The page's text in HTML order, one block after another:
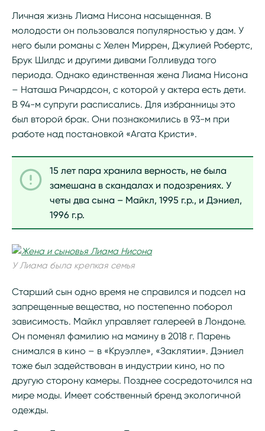
Личная жизнь Лиама Нисона насыщенная. В
молодости он пользовался популярностью у дам. У
него были романы с Хелен Миррен, Джулией Робертс,
Брук Шилдс и другими дивами Голливуда того
периода. Однако единственная жена Лиама Нисона
– Наташа Ричардсон, с которой у актера есть дети.
В 94-м супруги расписались. Для избранницы это
был второй брак. Они познакомились в 93-м при
работе над постановкой «Агата Кристи».
15 лет пара хранила верность, не была
замешана в скандалах и подозрениях. У
четы два сына – Майкл, 1995 г.р., и Дэниел,
1996 г.р.
У Лиама была крепкая семья
Старший сын одно время не справился и подсел на
запрещенные вещества, но постепенно поборол
зависимость. Майкл управляет галереей в Лондоне.
Он поменял фамилию на мамину в 2018 г. Парень
снимался в кино – в «Круэлле», «Заклятии». Дэниел
тоже был задействован в индустрии кино, но по
другую сторону камеры. Позднее сосредоточился на
мире моды. Имеет собственный бренд экологичной
одежды.